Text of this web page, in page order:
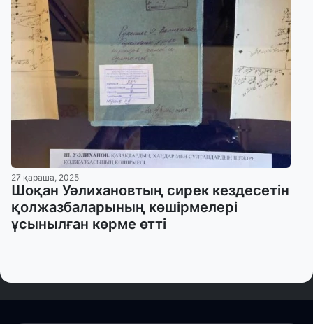
27 қараша, 2025
Шоқан Уәлихановтың сирек кездесетін
қолжазбаларының көшірмелері
ұсынылған көрме өтті